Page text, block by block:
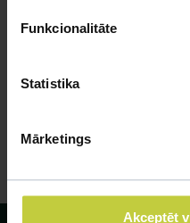
Funkcionalitāte
Statistika
Mārketings
Akceptēt
Atbild Veterinārārsts,